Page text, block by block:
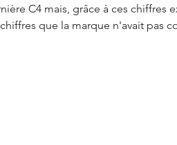
C4 mais, grâce à ces chiffres
que la marque n'avait pas